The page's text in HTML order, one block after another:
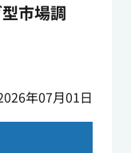
市場調
年07月01日